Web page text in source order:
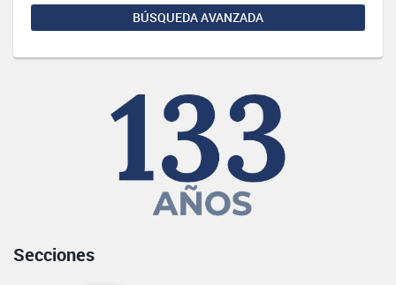
BÚSQUEDA AVANZADA
Secciones